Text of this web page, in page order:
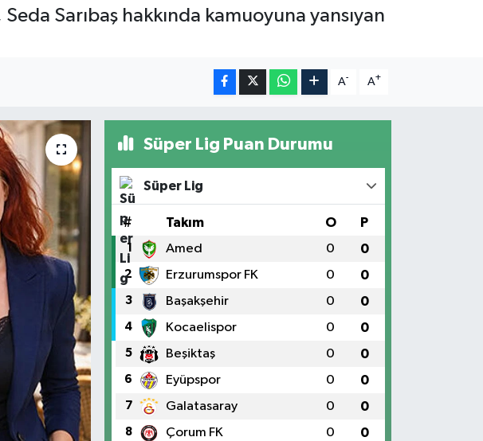
Sarıbaş hakkında kamuoyuna yansıyan
A- A+
Süper Lig Puan Durumu
Süper Lig
# Takım O P
1 Amed 0 0
2 Erzurumspor FK 0 0
3 Başakşehir 0 0
4 Kocaelispor 0 0
5 Beşiktaş 0 0
6 Eyüpspor 0 0
7 Galatasaray 0 0
8 Çorum FK 0 0